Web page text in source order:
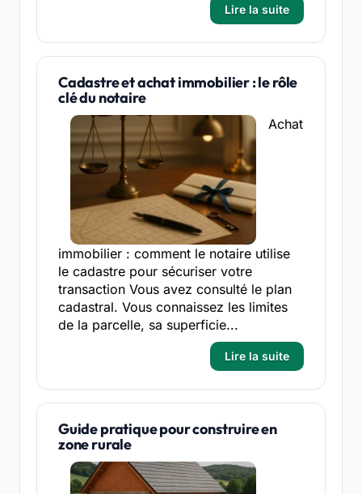
Lire la suite
Cadastre et achat immobilier : le rôle
clé du notaire
Achat
immobilier : comment le notaire utilise
le cadastre pour sécuriser votre
transaction Vous avez consulté le plan
cadastral. Vous connaissez les limites
de la parcelle, sa superficie...
Lire la suite
Guide pratique pour construire en
zone rurale